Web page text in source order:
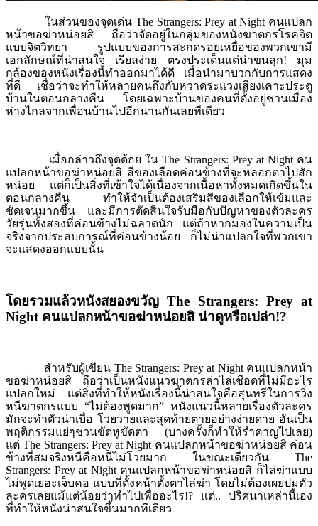
ในส่วนของจุดเด่น The Strangers: Prey at Night คนแปลก
หน้าขอฆ่าหน่อยสิ ถือว่าจัดอยู่ในกลุ่มของหนังฆาตกรโรคจิต
แบบจิตวิทยา รูปแบบของการสะกดรอยเหยื่อของพวกเขามี
เอกลักษณ์ที่น่าสนใจ เรียลง่าย ตรงประเด็นแต่น่าขนลุก! มุม
กล้องของหนังเรื่องนี้ทำออกมาได้ดี เมื่อนำมาบวกกับการแสดง
ที่ดี เชื่อว่าจะทำให้หลายคนถึงกับหวาดระแวงเสียงเคาะประตู
บ้านในตอนกลางคืน โดยเฉพาะบ้านของคนที่ตั้งอยู่ชานเมือง
ห่างไกลจากเพื่อนบ้านไปอีกนานกันเลยทีเดียว
เมื่อกล่าวถึงจุดด้อย ในThe Strangers: Prey at Night คน
แปลกหน้าขอฆ่าหน่อยสิ สีของเลือดค่อนข้างที่จะหลอกตาไปสัก
หน่อย แต่ก็เป็นสิ่งที่เข้าใจได้เนื่องจากเนื้อหาทั้งหมดเกิดขึ้นใน
ตอนกลางคืน ทำให้จำเป็นต้องเสริมสีของเลือกให้เข้มและ
ชัดเจนมากขึ้น และมีการตัดสินใจรับมือกับปัญหาของตัวละคร
วัยรุ่นทั้งสองที่ค่อนข้างไม่ฉลาดนัก แต่ถ้าหากมองในความเป็น
จริงจากประสบการณ์ที่ค่อนข้างน้อย ก็ไม่น่าแปลกใจที่พวกเขา
จะแสดงออกแบบนั้น
โดยรวมแล้วหนังสยองขวัญThe Strangers: Prey at
Night คนแปลกหน้าขอฆ่าหน่อยสิ น่าดูหรือเปล่า!?
สำหรับผู้เขียน The Strangers: Prey at Night คนแปลกหน้า
ขอฆ่าหน่อยสิ ถือว่าเป็นหนังแนวฆาตกรล่าไล่เชือดที่ไม่มีอะไร
แปลกใหม่ แต่สิ่งที่ทำให้หนังเรื่องนี้น่าสนใจคือสุนทรีในการวิ่ง
หนีฆาตกรแบบ “ไม่ต้องพูดมาก” หนังแนวนี้หลายเรื่องตัวละคร
มักจะทำตัวน่าเบื่อ โวยวายและสุดท้ายตายอย่างง่ายดาย อันเป็น
พฤติกรรมแย่ๆชวนขัดหูขัดตา (บางครั้งก็ทำให้รำคาญไปเลย)
แต่ The Strangers: Prey at Night คนแปลกหน้าขอฆ่าหน่อยสิ ค่อน
ข้างที่สมจริงหนีคือหนีไม่โวยมาก ในขณะเดียวกัน The
Strangers: Prey at Night คนแปลกหน้าขอฆ่าหน่อยสิ ก็ไล่ฆ่าแบบ
ไม่พูดเยอะเจ็บคอ แบบที่ตั้งหน้าตั้งตาไล่ฆ่า โดยไม่ต้องเผยปมตัว
ละครเลยแม้แต่น้อยว่าทำไปเพื่ออะไร!? แต่.. ปริศนาเหล่านี้เอง
ที่ทำให้หนังน่าสนใจขึ้นมากทีเดียว